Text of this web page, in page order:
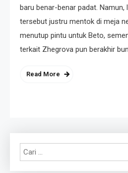
baru benar-benar padat. Namun,
tersebut justru mentok di meja
menutup pintu untuk Beto,
terkait Zhegrova pun berakhir
Read More